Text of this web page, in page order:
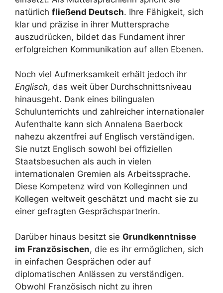
natürlich fließend Deutsch. Ihre Fähigkeit, sich
klar und präzise in ihrer Muttersprache
auszudrücken, bildet das Fundament ihrer
erfolgreichen Kommunikation auf allen Ebenen.
Noch viel Aufmerksamkeit erhält jedoch ihr
Englisch, das weit über Durchschnittsniveau
hinausgeht. Dank eines bilingualen
Schulunterrichts und zahlreicher internationaler
Aufenthalte kann sich Annalena Baerbock
nahezu akzentfrei auf Englisch verständigen.
Sie nutzt Englisch sowohl bei offiziellen
Staatsbesuchen als auch in vielen
internationalen Gremien als Arbeitssprache.
Diese Kompetenz wird von Kolleginnen und
Kollegen weltweit geschätzt und macht sie zu
einer gefragten Gesprächspartnerin.
Darüber hinaus besitzt sie Grundkenntnisse
im Französischen, die es ihr ermöglichen, sich
in einfachen Gesprächen oder auf
diplomatischen Anlässen zu verständigen.
Obwohl Französisch nicht zu ihren